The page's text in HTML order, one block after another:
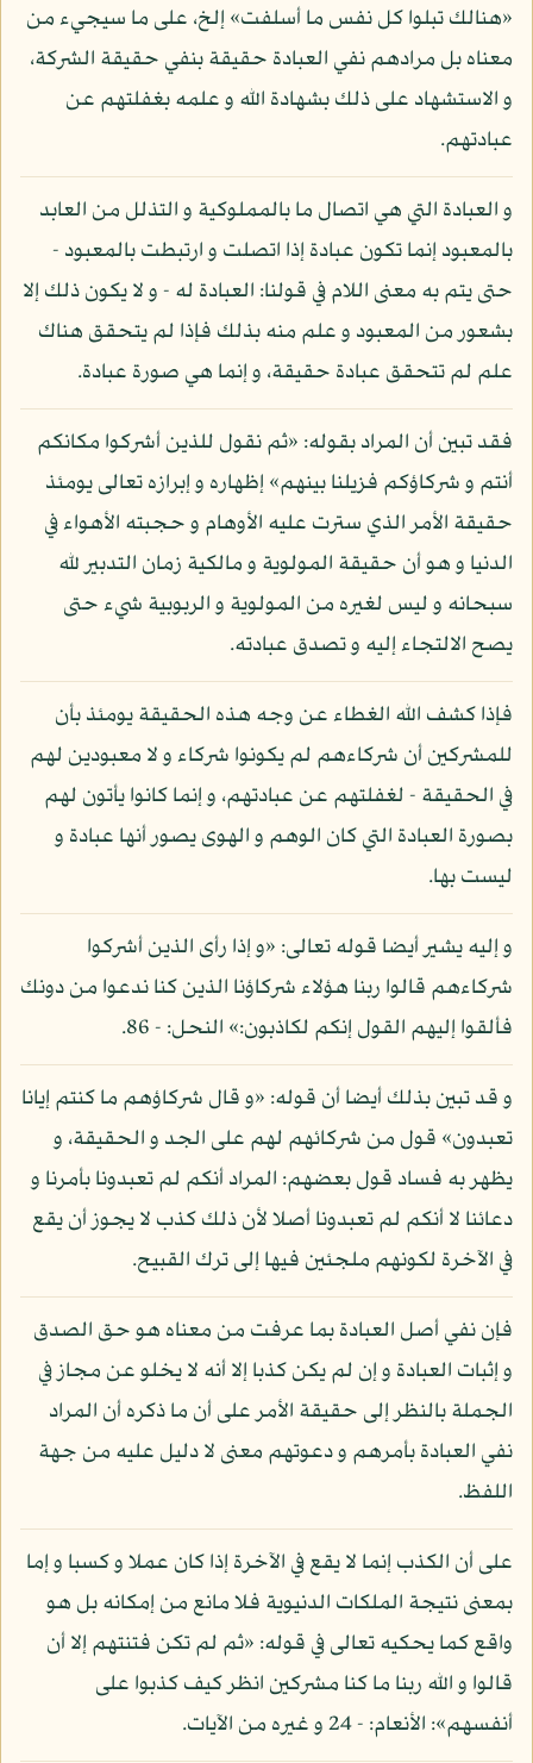
«هنالك تبلوا كل نفس ما أسلفت» إلخ، على ما سيجيء من
معناه بل مرادهم نفي العبادة حقيقة بنفي حقيقة الشركة،
و الاستشهاد على ذلك بشهادة الله و علمه بغفلتهم عن
عبادتهم.
و العبادة التي هي اتصال ما بالمملوكية و التذلل من العابد
بالمعبود إنما تكون عبادة إذا اتصلت و ارتبطت بالمعبود -
حتى يتم به معنى اللام في قولنا: العبادة له - و لا يكون ذلك إلا
بشعور من المعبود و علم منه بذلك فإذا لم يتحقق هناك
علم لم تتحقق عبادة حقيقة، و إنما هي صورة عبادة.
فقد تبين أن المراد بقوله: «ثم نقول للذين أشركوا مكانكم
أنتم و شركاؤكم فزيلنا بينهم» إظهاره و إبرازه تعالى يومئذ
حقيقة الأمر الذي سترت عليه الأوهام و حجبته الأهواء في
الدنيا و هو أن حقيقة المولوية و مالكية زمان التدبير لله
سبحانه و ليس لغيره من المولوية و الربوبية شيء حتى
يصح الالتجاء إليه و تصدق عبادته.
فإذا كشف الله الغطاء عن وجه هذه الحقيقة يومئذ بأن
للمشركين أن شركاءهم لم يكونوا شركاء و لا معبودين لهم
في الحقيقة - لغفلتهم عن عبادتهم، و إنما كانوا يأتون لهم
بصورة العبادة التي كان الوهم و الهوى يصور أنها عبادة و
ليست بها.
و إليه يشير أيضا قوله تعالى: «و إذا رأى الذين أشركوا
شركاءهم قالوا ربنا هؤلاء شركاؤنا الذين كنا ندعوا من دونك
فألقوا إليهم القول إنكم لكاذبون:» النحل: - 86.
و قد تبين بذلك أيضا أن قوله: «و قال شركاؤهم ما كنتم إيانا
تعبدون» قول من شركائهم لهم على الجد و الحقيقة، و
يظهر به فساد قول بعضهم: المراد أنكم لم تعبدونا بأمرنا و
دعائنا لا أنكم لم تعبدونا أصلا لأن ذلك كذب لا يجوز أن يقع
في الآخرة لكونهم ملجئين فيها إلى ترك القبيح.
فإن نفي أصل العبادة بما عرفت من معناه هو حق الصدق
و إثبات العبادة و إن لم يكن كذبا إلا أنه لا يخلو عن مجاز في
الجملة بالنظر إلى حقيقة الأمر على أن ما ذكره أن المراد
نفي العبادة بأمرهم و دعوتهم معنى لا دليل عليه من جهة
اللفظ.
على أن الكذب إنما لا يقع في الآخرة إذا كان عملا و كسبا و إما
بمعنى نتيجة الملكات الدنيوية فلا مانع من إمكانه بل هو
واقع كما يحكيه تعالى في قوله: «ثم لم تكن فتنتهم إلا أن
قالوا و الله ربنا ما كنا مشركين انظر كيف كذبوا على
أنفسهم»: الأنعام: - 24 و غيره من الآيات.